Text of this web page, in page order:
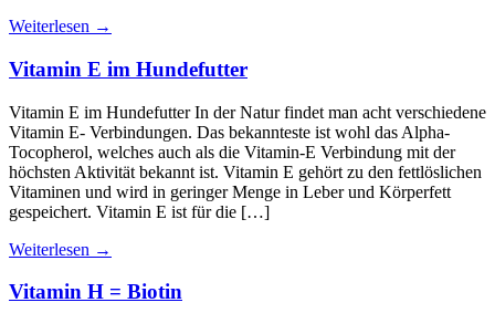
Weiterlesen →
Vitamin E im Hundefutter
Vitamin E im Hundefutter In der Natur findet man acht verschiedene
Vitamin E- Verbindungen. Das bekannteste ist wohl das Alpha-
Tocopherol, welches auch als die Vitamin-E Verbindung mit der
höchsten Aktivität bekannt ist. Vitamin E gehört zu den fettlöslichen
Vitaminen und wird in geringer Menge in Leber und Körperfett
gespeichert. Vitamin E ist für die […]
Weiterlesen →
Vitamin H = Biotin